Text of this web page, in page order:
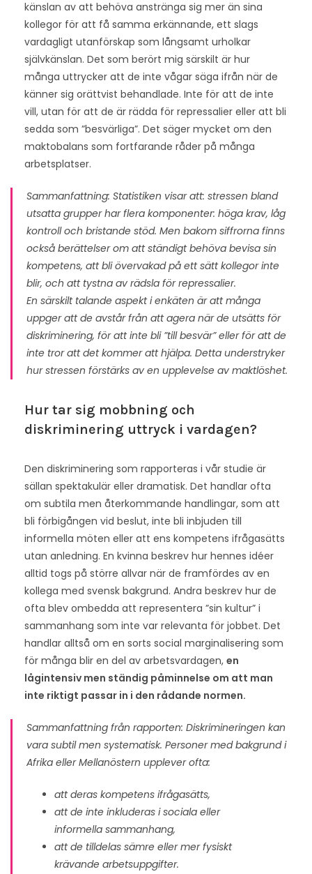
känslan av att behöva anstränga sig mer än sina
kollegor för att få samma erkännande, ett slags
vardagligt utanförskap som långsamt urholkar
självkänslan. Det som berört mig särskilt är hur
många uttrycker att de inte vågar säga ifrån när de
känner sig orättvist behandlade. Inte för att de inte
vill, utan för att de är rädda för repressalier eller att bli
sedda som ”besvärliga”. Det säger mycket om den
maktobalans som fortfarande råder på många
arbetsplatser.
Sammanfattning: Statistiken visar att: stressen bland
utsatta grupper har flera komponenter: höga krav, låg
kontroll och bristande stöd. Men bakom siffrorna finns
också berättelser om att ständigt behöva bevisa sin
kompetens, att bli övervakad på ett sätt kollegor inte
blir, och att tystna av rädsla för repressalier.
En särskilt talande aspekt i enkäten är att många
uppger att de avstår från att agera när de utsätts för
diskriminering, för att inte bli ”till besvär” eller för att de
inte tror att det kommer att hjälpa. Detta understryker
hur stressen förstärks av en upplevelse av maktlöshet​.
Hur tar sig mobbning och
diskriminering uttryck i vardagen?
Den diskriminering som rapporteras i vår studie är
sällan spektakulär eller dramatisk. Det handlar ofta
om subtila men återkommande handlingar, som att
bli förbigången vid beslut, inte bli inbjuden till
informella möten eller att ens kompetens ifrågasätts
utan anledning. En kvinna beskrev hur hennes idéer
alltid togs på större allvar när de framfördes av en
kollega med svensk bakgrund. Andra beskrev hur de
ofta blev ombedda att representera ”sin kultur” i
sammanhang som inte var relevanta för jobbet. Det
handlar alltså om en sorts social marginalisering som
för många blir en del av arbetsvardagen, en
lågintensiv men ständig påminnelse om att man
inte riktigt passar in i den rådande normen.
Sammanfattning från rapporten: Diskrimineringen kan
vara subtil men systematisk. Personer med bakgrund i
Afrika eller Mellanöstern upplever ofta:
att deras kompetens ifrågasätts,
att de inte inkluderas i sociala eller
informella sammanhang,
att de tilldelas sämre eller mer fysiskt
krävande arbetsuppgifter.